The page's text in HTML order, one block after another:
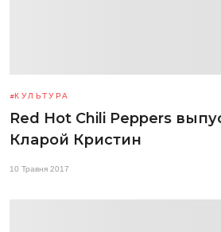
КУЛЬТУРА
Red Hot Chili Peppers
Кларой Кристин
10 Травня 2017